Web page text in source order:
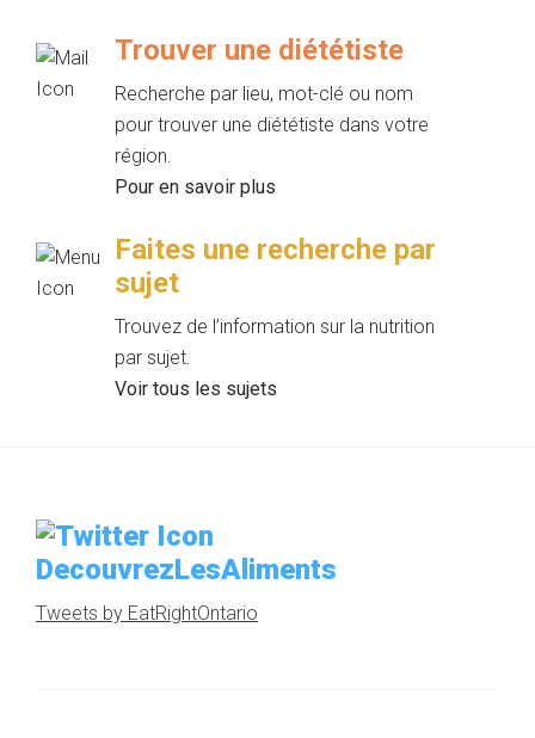
Trouver une diététiste
Recherche par lieu, mot-clé ou nom
pour trouver une diététiste dans votre
région.
Pour en savoir plus
Faites une recherche par
sujet
Trouvez de l’information sur la nutrition
par sujet.
Voir tous les sujets
DecouvrezLesAliments
Tweets by EatRightOntario